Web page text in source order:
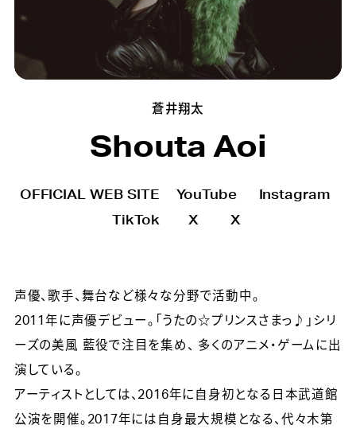
蒼井翔太
Shouta Aoi
OFFICIAL WEB SITE YouTube
Instagram
TikTok
X X
声優、歌手、舞台など様々な分野で活動中。
2011年に声優デビュー。「うたの☆プリンスさまっ♪」シリ
ーズの美風 藍役で注目を集め、 多くのアニメ・ゲームに出
演している。
アーティストとしては、2016年に自身初となる日本武道館
公演を開催。2017年には自身最大規模となる、代々木第